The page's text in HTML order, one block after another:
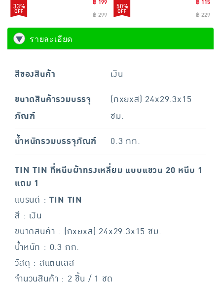
33%
฿ 199
฿ 299
50%
฿ 115
฿ 229
รายละเอียด
สีของสินค้า
เงิน
ขนาดสินค้ารวมบรรจุ
ภัณฑ์
(กxยxส) 24x29.3x15
ซม.
น้ำหนักรวมบรรจุภัณฑ์
0.3 กก.
TIN TIN ที่หนีบผ้าทรงเหลี่ยม แบบแขวน 20 หนีบ 1
แถม 1
แบรนด์ :TIN TIN
สี : เงิน
ขนาดสินค้า : (กxยxส) 24x29.3x15 ซม.
น้ำหนัก : 0.3 กก.
วัสดุ : สแตนเลส
จำนวนสินค้า : 2 ชิ้น / 1 ชุด